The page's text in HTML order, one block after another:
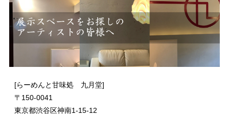
[らーめんと甘味処 九月堂]
〒 150-0041
東京都渋谷区神南1-15-12